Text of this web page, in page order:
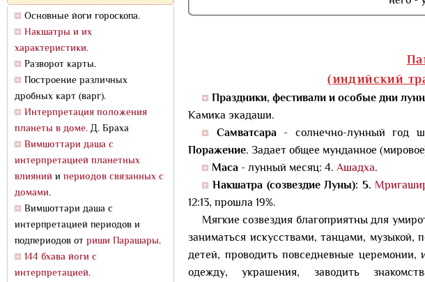
Основные йоги гороскопа.
Накшатры и их
характеристики.
Разворот карты.
Построение различных
дробных карт (варг).
Интерпретация положения
планеты в доме.Д. Браха
Вимшоттари даша с
интерпретацией планетных
влияний и периодов связанных с
домами.
Вимшоттари даша с
интерпретацией периодов и
подпериодов отриши Парашары.
144 бхава йоги с
интерпретацией.
(индийский
Праздники, фестивали и особые дни
Камика экадаши.
Самватсара- солнечно-лунный год
Поражение. Задает общее мунданное
Маса - лунный месяц: 4. Ашадха.
Накшатра (созвездие Луны): 5.
12:13, прошла 19%.
Мягкие созвездия благоприятны для
заниматься искусствами, танцами,
детей, проводить повседневные
одежду, украшения, заводить